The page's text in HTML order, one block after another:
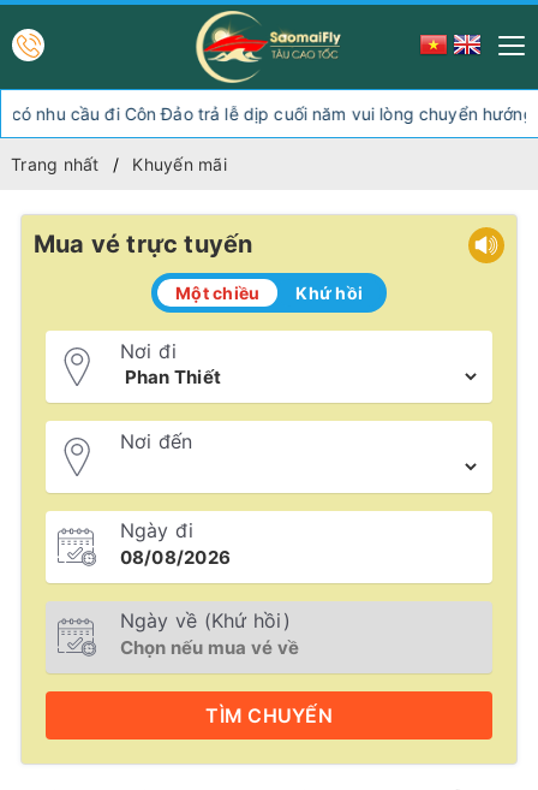
cầu đi Côn Đảo trả lễ dịp cuối năm vui lòng chuyển hướng
Trang nhất Khuyến mãi
Mua vé trực tuyến
Một chiều Khứ hồi
Nơi đi
Nơi đến
Ngày đi
Ngày về (Khứ hồi)
TÌM CHUYẾN